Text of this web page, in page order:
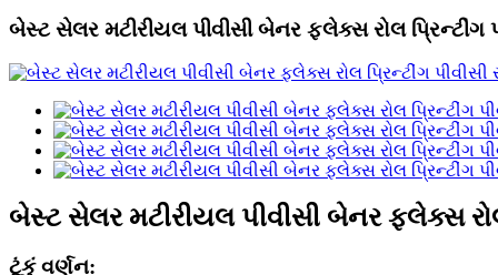
બેસ્ટ સેલર મટીરીયલ પીવીસી બેનર ફ્લેક્સ રોલ પ્રિન્ટીંગ
બેસ્ટ સેલર મટીરીયલ પીવીસી બેનર ફ્લેક્સ
ટૂંકું વર્ણન: